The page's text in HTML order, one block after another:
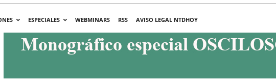
ESPECIALES WEBMINARS RSS
AVISO LEGAL NTDHOY